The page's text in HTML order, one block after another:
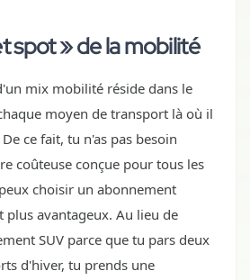
spot » de la mobilité
mix mobilité réside dans le
moyen de transport là où il
ce fait, tu n'as pas besoin
coûteuse conçue pour tous les
choisir un abonnement
avantageux. Au lieu de
SUV parce que tu pars deux
d'hiver, tu prends une